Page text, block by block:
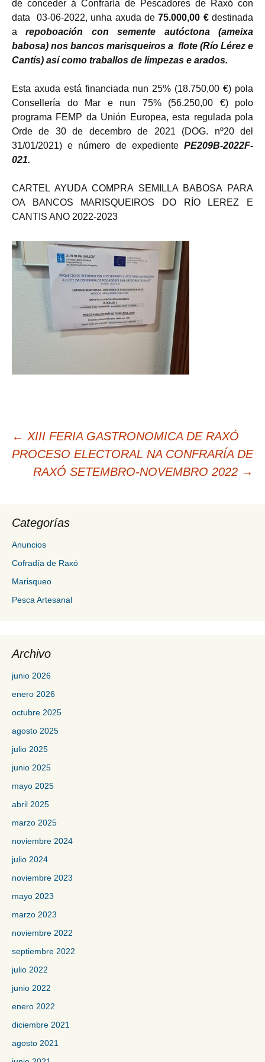
de conceder á Confraría de Pescadores de Raxó con
data 03-06-2022, unha axuda de75.000,00 €destinada
arepoboación con semente autóctona (ameixa
babosa) nos bancos marisqueiros a flote (Río Lérez e
Cantís) así como traballos de limpezas e arados.
Esta axuda está financiada nun 25% (18.750,00 €) pola
Consellería do Mar e nun 75% (56.250,00 €) polo
programa FEMP da Unión Europea, esta regulada pola
Orde de 30 de decembro de 2021 (DOG. nº20 del
31/01/2021) e número de expedientePE209B-2022F-
021.
CARTEL AYUDA COMPRA SEMILLA BABOSA PARA
OA BANCOS MARISQUEIROS DO RÍO LEREZ E
CANTIS ANO 2022-2023
Navegación
de
entradas
← XIII FERIA GASTRONOMICA DE RAXÓ
PROCESO ELECTORAL NA CONFRARÍA DE
RAXÓ SETEMBRO-NOVEMBRO 2022 →
Categorías
Anuncios
Cofradía de Raxó
Marisqueo
Pesca Artesanal
Archivo
junio 2026
enero 2026
octubre 2025
agosto 2025
julio 2025
junio 2025
mayo 2025
abril 2025
marzo 2025
noviembre 2024
julio 2024
noviembre 2023
mayo 2023
marzo 2023
noviembre 2022
septiembre 2022
julio 2022
junio 2022
enero 2022
diciembre 2021
agosto 2021